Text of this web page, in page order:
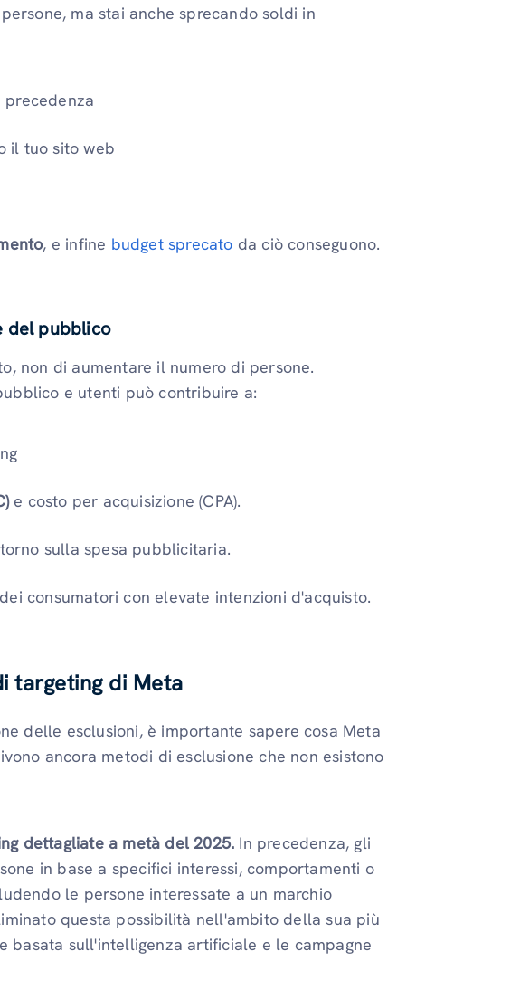
ma stai anche sprecando soldi in
precedenza
il tuo sito web
, e infine budget sprecato da ciò conseguono.
del pubblico
non di aumentare il numero di persone.
e utenti può contribuire a:
e costo per acquisizione (CPA).
sulla spesa pubblicitaria.
consumatori con elevate intenzioni d'acquisto.
targeting di Meta
delle esclusioni, è importante sapere cosa Meta
ancora metodi di esclusione che non esistono
dettagliate a metà del 2025. In precedenza, gli
in base a specifici interessi, comportamenti o
le persone interessate a un marchio
questa possibilità nell'ambito della sua più
basata sull'intelligenza artificiale e le campagne